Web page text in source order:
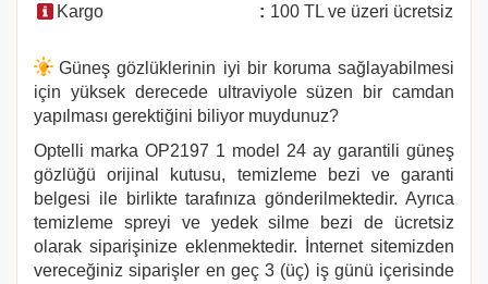
Kargo
: 100 TL ve üzeri ücretsiz
Güneş gözlüklerinin iyi bir koruma sağlayabilmesi
için yüksek derecede ultraviyole süzen bir camdan
yapılması gerektiğini biliyor muydunuz?
Optelli marka OP2197 1 model 24 ay garantili güneş
gözlüğü orijinal kutusu, temizleme bezi ve garanti
belgesi ile birlikte tarafınıza gönderilmektedir. Ayrıca
temizleme spreyi ve yedek silme bezi de ücretsiz
olarak siparişinize eklenmektedir. İnternet sitemizden
vereceğiniz siparişler en geç 3 (üç) iş günü içerisinde